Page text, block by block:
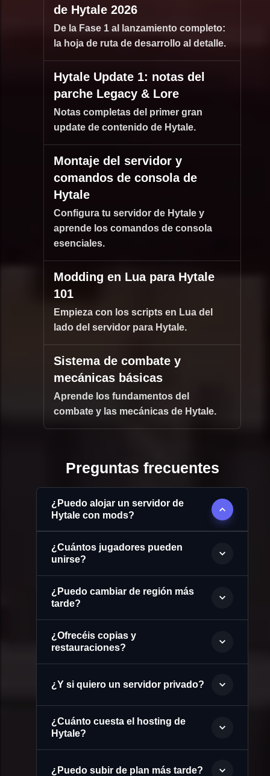
de Hytale 2026
De la Fase 1 al lanzamiento completo:
la hoja de ruta de desarrollo al detalle.
Hytale Update 1: notas del
parche Legacy & Lore
Notas completas del primer gran
update de contenido de Hytale.
Montaje del servidor y
comandos de consola de
Hytale
Configura tu servidor de Hytale y
aprende los comandos de consola
esenciales.
Modding en Lua para Hytale
101
Empieza con los scripts en Lua del
lado del servidor para Hytale.
Sistema de combate y
mecánicas básicas
Aprende los fundamentos del
combate y las mecánicas de Hytale.
Preguntas frecuentes
¿Puedo alojar un servidor de
Hytale con mods?
¿Cuántos jugadores pueden
unirse?
¿Puedo cambiar de región más
tarde?
¿Ofrecéis copias y
restauraciones?
¿Y si quiero un servidor privado?
¿Cuánto cuesta el hosting de
Hytale?
¿Puedo subir de plan más tarde?